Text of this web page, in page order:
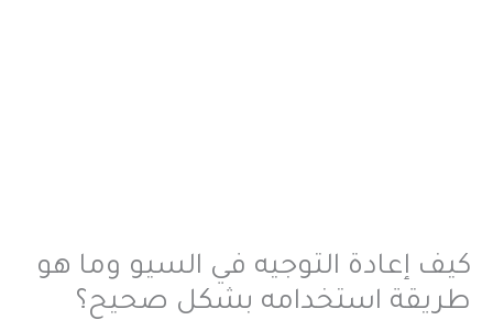
كيف إعادة التوجيه في السيو وما هو
طريقة استخدامه بشكل صحيح؟